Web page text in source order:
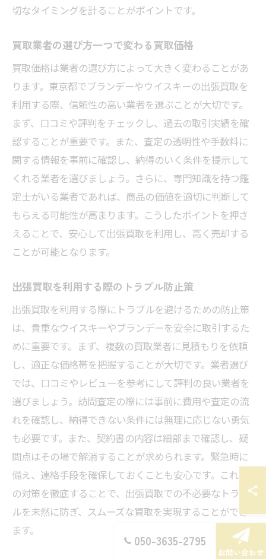
切なタイミングを計ることがポイントです。
買取業者の選び方一つで変わる買取価格
買取価格は業者の選び方によって大きく変わることがあ
ります。東京都でブランデーやウイスキーの出張買取を
利用する際、信頼性の高い業者を選ぶことが大切です。
まず、口コミや評判をチェックし、過去の取引実績を確
認することが重要です。また、査定の透明性や手数料に
関する情報を事前に確認し、納得のいく条件を提示して
くれる業者を選びましょう。さらに、専門知識を持つ鑑
定士がいる業者であれば、商品の価値を適切に判断して
もらえる可能性が高まります。こうしたポイントを押さ
えることで、安心して出張買取を利用し、高く売却する
ことが可能となります。
出張買取を利用する際のトラブル防止策
出張買取を利用する際にトラブルを避けるための防止策
は、貴重なウイスキーやブランデーを安全に取引するた
めに重要です。まず、複数の買取業者に見積もりを依頼
し、適正な価格帯を把握することが大切です。業者選び
では、口コミやレビューを参考にして評判の良い業者を
選びましょう。訪問査定の際には事前に費用や査定の流
れを確認し、納得できない条件には無理に応じない勇気
も必要です。また、契約書の内容は細部まで確認し、疑
問点はその場で解消することが求められます。緊急時に
備え、連絡手段を確保しておくことも安心です。これら
の対策を徹底することで、出張買取での不必要なトラブ
ルを未然に防ぎ、スムーズな買取を実現することができ
ます。
050-3635-2795
お問い合わせ